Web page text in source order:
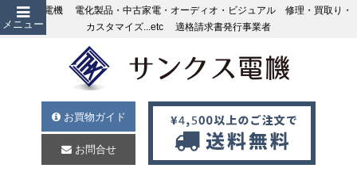
メニュー
サンクス電機 電化製品・中古家電・オーディオ・ビジュアル 修理・買取り・
カスタマイズ...etc 適格請求書発行事業者
お買物ガイド
お問合せ